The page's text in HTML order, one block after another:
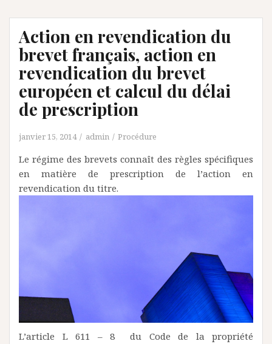
Action en revendication du
brevet français, action en
revendication du brevet
européen et calcul du délai
de prescription
janvier 15, 2014 admin Procédure
Le régime des brevets connaît des règles spécifiques
en matière de prescription de l’action en
revendication du titre.
L’article L 611 – 8 du Code de la propriété